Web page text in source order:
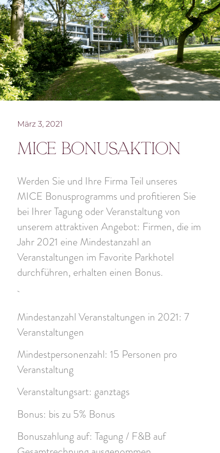
März 3, 2021
MICE Bonusaktion
Werden Sie und Ihre Firma Teil unseres
MICE Bonusprogramms und profitieren Sie
bei Ihrer Tagung oder Veranstaltung von
unserem attraktiven Angebot: Firmen, die im
Jahr 2021 eine Mindestanzahl an
Veranstaltungen im Favorite Parkhotel
durchführen, erhalten einen Bonus.
Mindestanzahl Veranstaltungen in 2021: 7
Veranstaltungen
Mindestpersonenzahl: 15 Personen pro
Veranstaltung
Veranstaltungsart: ganztags
Bonus: bis zu 5% Bonus
Bonuszahlung auf: Tagung / F&B auf